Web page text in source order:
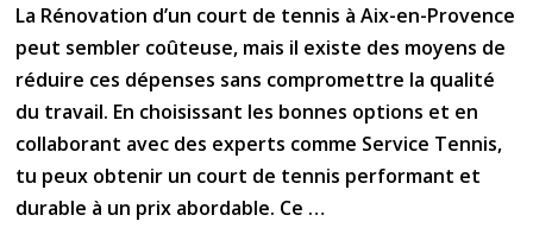
La Rénovation d’un court de tennis à Aix-en-Provence
peut sembler coûteuse, mais il existe des moyens de
réduire ces dépenses sans compromettre la qualité
du travail. En choisissant les bonnes options et en
collaborant avec des experts comme Service Tennis,
tu peux obtenir un court de tennis performant et
durable à un prix abordable. Ce …